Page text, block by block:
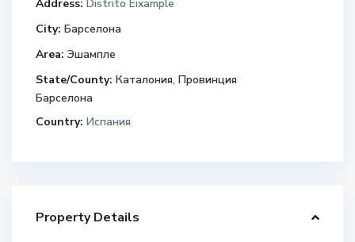
Address: Distrito Eixample
City: Барселона
Area: Эшампле
State/County: Каталония,Провинция
Барселона
Country: Испания
Property Details